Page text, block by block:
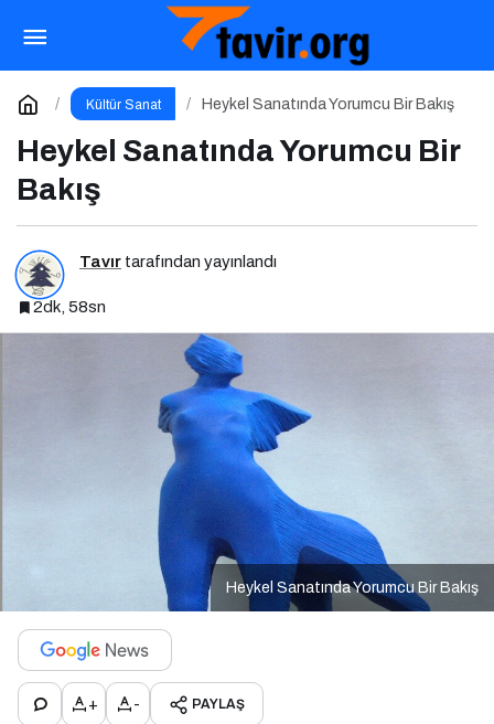
Kültür Sanat Heykel Sanatında Yorumcu Bir Bakış
Heykel Sanatında Yorumcu Bir
Bakış
Tavır tarafından yayınlandı
2dk, 58sn
Heykel Sanatında Yorumcu Bir Bakış
+ - PAYLAŞ
Broadway Rüzgarı Tiyatrodan Caza Dopdolu
Bir Program
Yorum Yap